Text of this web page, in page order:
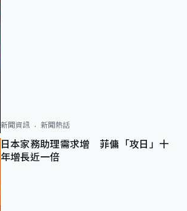
新聞資訊 新聞熱話
日本家務助理需求增 菲傭「攻日」十
年增長近一倍